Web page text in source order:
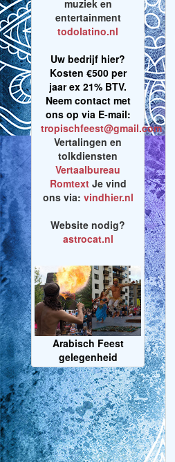
muziek en
entertainment
todolatino.nl
Uw bedrijf hier?
Kosten €500 per
jaar ex 21% BTV.
Neem contact met
ons op via E-mail:
tropischfeest@gmail.com
Vertalingen en
tolkdiensten
Vertaalbureau
RomtextJe vind
ons via: vindhier.nl
Website nodig?
astrocat.nl
Arabisch Feest
gelegenheid